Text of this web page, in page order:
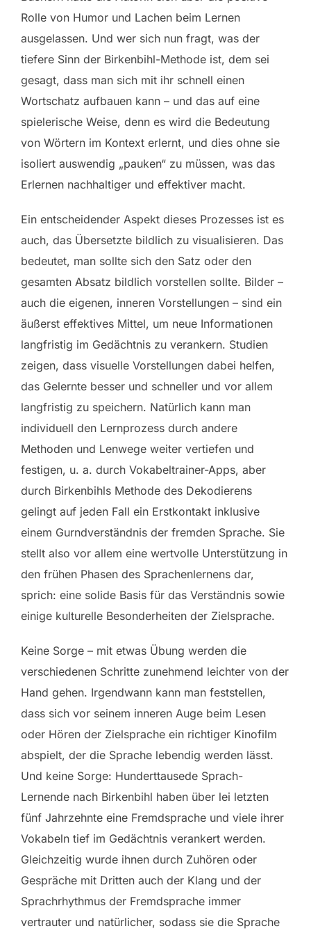
Rolle von Humor und Lachen beim Lernen
ausgelassen. Und wer sich nun fragt, was der
tiefere Sinn der Birkenbihl-Methode ist, dem sei
gesagt, dass man sich mit ihr schnell einen
Wortschatz aufbauen kann – und das auf eine
spielerische Weise, denn es wird die Bedeutung
von Wörtern im Kontext erlernt, und dies ohne sie
isoliert auswendig „pauken“ zu müssen, was das
Erlernen nachhaltiger und effektiver macht.
Ein entscheidender Aspekt dieses Prozesses ist es
auch, das Übersetzte bildlich zu visualisieren. Das
bedeutet, man sollte sich den Satz oder den
gesamten Absatz bildlich vorstellen sollte. Bilder –
auch die eigenen, inneren Vorstellungen – sind ein
äußerst effektives Mittel, um neue Informationen
langfristig im Gedächtnis zu verankern. Studien
zeigen, dass visuelle Vorstellungen dabei helfen,
das Gelernte besser und schneller und vor allem
langfristig zu speichern. Natürlich kann man
individuell den Lernprozess durch andere
Methoden und Lenwege weiter vertiefen und
festigen, u. a. durch Vokabeltrainer-Apps, aber
durch Birkenbihls Methode des Dekodierens
gelingt auf jeden Fall ein Erstkontakt inklusive
einem Gurndverständnis der fremden Sprache. Sie
stellt also vor allem eine wertvolle Unterstützung in
den frühen Phasen des Sprachenlernens dar,
sprich: eine solide Basis für das Verständnis sowie
einige kulturelle Besonderheiten der Zielsprache.
Keine Sorge – mit etwas Übung werden die
verschiedenen Schritte zunehmend leichter von der
Hand gehen. Irgendwann kann man feststellen,
dass sich vor seinem inneren Auge beim Lesen
oder Hören der Zielsprache ein richtiger Kinofilm
abspielt, der die Sprache lebendig werden lässt.
Und keine Sorge: Hunderttausede Sprach-
Lernende nach Birkenbihl haben über lei letzten
fünf Jahrzehnte eine Fremdsprache und viele ihrer
Vokabeln tief im Gedächtnis verankert werden.
Gleichzeitig wurde ihnen durch Zuhören oder
Gespräche mit Dritten auch der Klang und der
Sprachrhythmus der Fremdsprache immer
vertrauter und natürlicher, sodass sie die Sprache